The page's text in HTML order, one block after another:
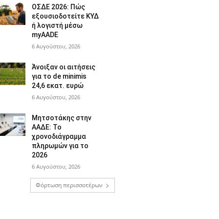
ΟΣΔΕ 2026: Πώς
εξουσιοδοτείτε ΚΥΔ
ή λογιστή μέσω
myAADE
6 Αυγούστου, 2026
Άνοιξαν οι αιτήσεις
για το de minimis
24,6 εκατ. ευρώ
6 Αυγούστου, 2026
Μητσοτάκης στην
ΑΑΔΕ: Το
χρονοδιάγραμμα
πληρωμών για το
2026
6 Αυγούστου, 2026
Φόρτωση περισσοτέρων